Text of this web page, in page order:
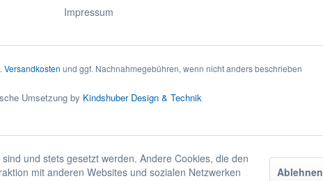
Impressum
Versandkosten und ggf. Nachnahmegebühren, wenn nicht anders beschrieben
Umsetzung by Kindshuber Design & Technik
und stets gesetzt werden. Andere Cookies, die den
mit anderen Websites und sozialen Netzwerken
Ablehnen